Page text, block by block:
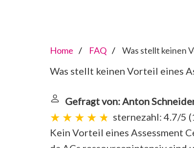
Home FAQ Was stellt keinen
Was stellt keinen Vorteil eines
Gefragt von: Anton
sternezahl: 4.7/5 (
Kein Vorteil eines Assessment